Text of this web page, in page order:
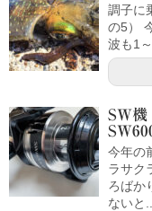
調子に
の5）
波も1
SW
今年の
ラサク
ろばか
ないと...